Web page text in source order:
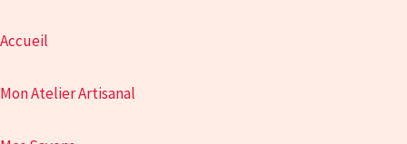
Accueil
Mon Atelier Artisanal